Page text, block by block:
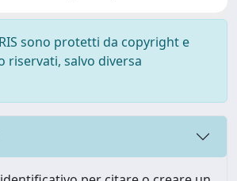
sono protetti da copyright e
salvo diversa